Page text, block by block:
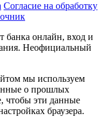
Согласие на обработку
банка онлайн, вход и
Неофициальный
мы используем
о прошлых
чтобы эти данные
браузера.